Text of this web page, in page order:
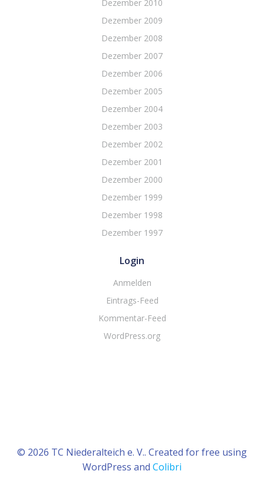
Dezember 2010
Dezember 2009
Dezember 2008
Dezember 2007
Dezember 2006
Dezember 2005
Dezember 2004
Dezember 2003
Dezember 2002
Dezember 2001
Dezember 2000
Dezember 1999
Dezember 1998
Dezember 1997
Login
Anmelden
Eintrags-Feed
Kommentar-Feed
WordPress.org
© 2026 TC Niederalteich e. V.. Created for free using
WordPress and Colibri